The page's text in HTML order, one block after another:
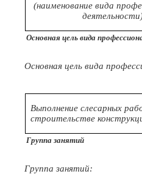
(наименование вида
Основная цель вида
Основная цель вида
Выполнение слесарных
строительстве
Группа занятий
Группа занятий: